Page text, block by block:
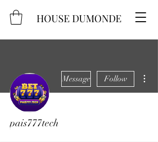
HOUSE DUMONDE
Message Follow
pais777tech